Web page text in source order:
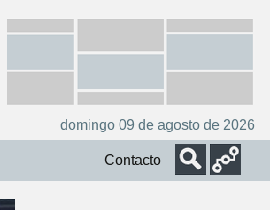
domingo 09 de agosto de 2026
Contacto